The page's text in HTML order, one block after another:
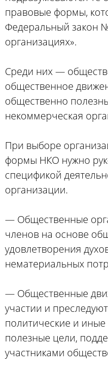
правовые формы,
Федеральный закон
организациях».
Среди них —
общественное
общественно
некоммерческая
При выборе
формы НКО нужно
спецификой
организации.
— Общественные
членов на основе
удовлетворения
нематериальных
— Общественные
участии и
политические и
полезные цели,
участниками